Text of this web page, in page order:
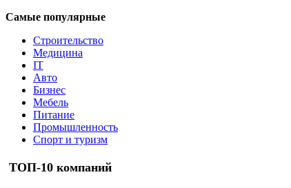
Самые популярные
Строительство
Медицина
IT
Авто
Бизнес
Мебель
Питание
Промышленность
Спорт и туризм
ТОП-10 компаний